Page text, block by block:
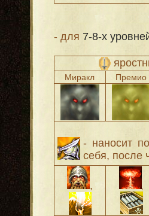
- для 7-8-х
Миракл Премио
- наносит
себя, после
,